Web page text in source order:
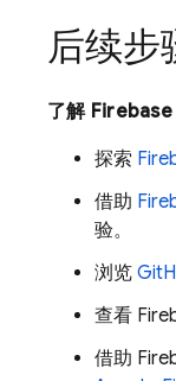
后续步
了解 Firebase
探索
借助
验。
浏览
查看
借助